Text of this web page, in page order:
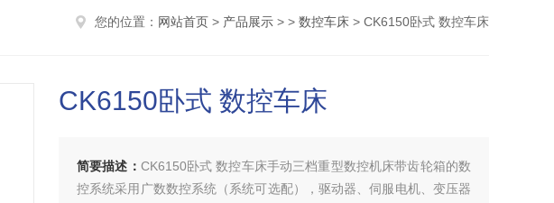
您的位置： 网站首页 > 产品展示 > > 数控车床 > CK6150卧式 数控车床
CK6150卧式 数控车床
简要描述： CK6150卧式 数控车床手动三档重型数控机床带齿轮箱的数
控系统采用广数数控系统（系统可选配），驱动器、伺服电机、变压器